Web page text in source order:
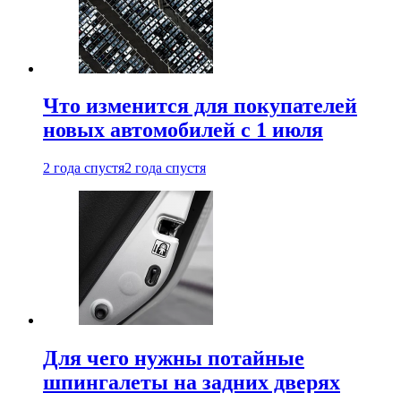
Что изменится для покупателей
новых автомобилей с 1 июля
2 года спустя2 года спустя
Для чего нужны потайные
шпингалеты на задних дверях